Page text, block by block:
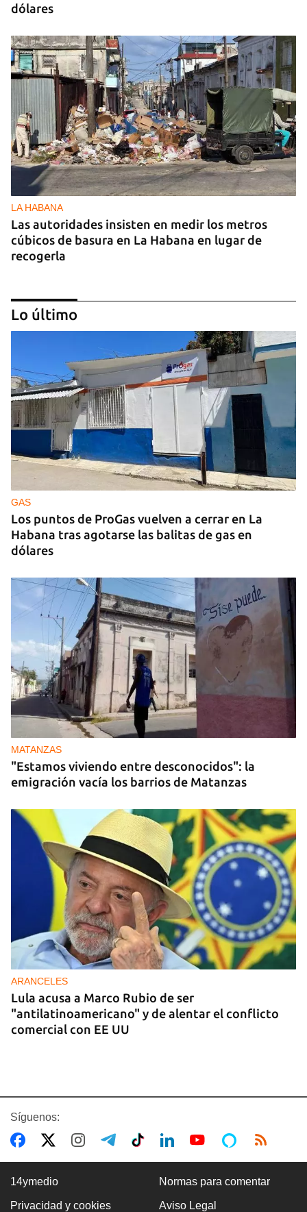
dólares
LA HABANA
Las autoridades insisten en medir los metros
cúbicos de basura en La Habana en lugar de
recogerla
25N
Pese al subregistro de los datos oficiales, Cuba
tiene una alta incidencia de feminicidios
Lo último
GAS
Los puntos de ProGas vuelven a cerrar en La
Habana tras agotarse las balitas de gas en
dólares
MATANZAS
"Estamos viviendo entre desconocidos": la
emigración vacía los barrios de Matanzas
ARANCELES
Lula acusa a Marco Rubio de ser
"antilatinoamericano" y de alentar el conflicto
comercial con EE UU
Síguenos:
14ymedio Normas para comentar
Privacidad y cookies Aviso Legal